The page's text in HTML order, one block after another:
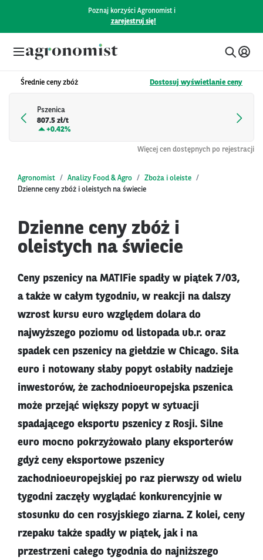
Poznaj korzyści Agronomist i
zarejestruj się!
Średnie ceny zbóż Dostosuj wyświetlanie ceny
Pszenica
807.5 zł/t
+0.42%
Więcej cen dostępnych po rejestracji
Agronomist Analizy Food & Agro
Zboża i oleiste
Dzienne ceny zbóż i oleistych na świecie
Dzienne ceny zbóż i
oleistych na świecie
Ceny pszenicy na MATIFie spadły w piątek 7/03,
a także w całym tygodniu, w reakcji na dalszy
wzrost kursu euro względem dolara do
najwyższego poziomu od listopada ub.r. oraz
spadek cen pszenicy na giełdzie w Chicago. Siła
euro i notowany słaby popyt osłabiły nadzieje
inwestorów, że zachodnioeuropejska pszenica
może przejąć większy popyt w sytuacji
spadającego eksportu pszenicy z Rosji. Silne
euro mocno pokrzyżowało plany eksporterów
gdyż ceny eksportowe pszenicy
zachodnioeuropejskiej po raz pierwszy od wielu
tygodni zaczęły wyglądać konkurencyjnie w
stosunku do cen rosyjskiego ziarna. Z kolei, ceny
rzepaku także spadły w piątek, jak i na
przestrzeni całego tygodnia do najniższego